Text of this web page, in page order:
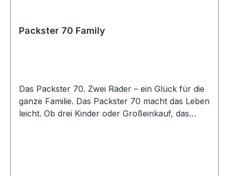
Packster 70 Family
Das Packster 70. Zwei Räder – ein Glück für die
ganze Familie. Das Packster 70 macht das Leben
leicht. Ob drei Kinder oder Großeinkauf, das